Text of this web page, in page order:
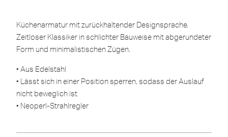
Küchenarmatur mit zurückhaltender Designsprache.
Zeitloser Klassiker in schlichter Bauweise mit abgerundeter
Form und minimalistischen Zügen.
• Aus Edelstahl
• Lässt sich in einer Position sperren, sodass der Auslauf
nicht beweglich ist
• Neoperl-Strahlregler